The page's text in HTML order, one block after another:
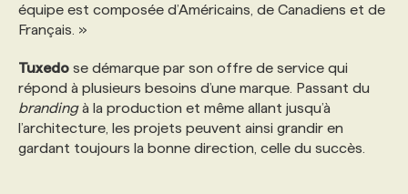
équipe est composée d’Américains, de Canadiens et de
Français. »
Tuxedo se démarque par son offre de service qui
répond à plusieurs besoins d’une marque. Passant du
brandingà la production et même allant jusqu’à
l’architecture, les projets peuvent ainsi grandir en
gardant toujours la bonne direction, celle du succès.